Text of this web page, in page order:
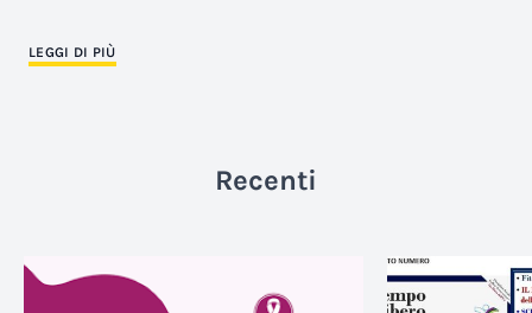
LEGGI DI PIÙ
Recenti